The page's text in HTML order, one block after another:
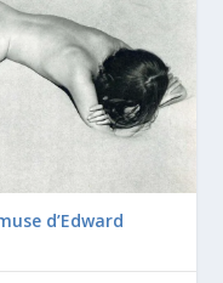
d’Edward